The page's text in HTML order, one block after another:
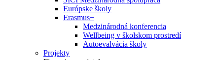
Európske školy
Erasmus+
Medzinárodná konferencia
Wellbeing v školskom prostredí
Autoevalvácia školy
Projekty